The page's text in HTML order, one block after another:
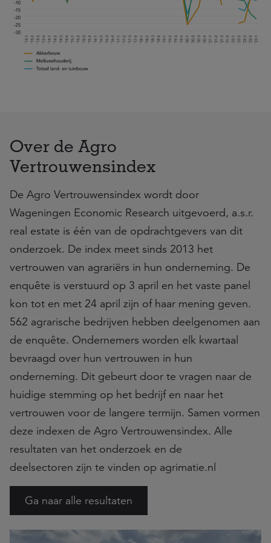
Over de Agro
Vertrouwensindex
De Agro Vertrouwensindex wordt door
Wageningen Economic Research uitgevoerd, a.s.r.
real estate is één van de opdrachtgevers van dit
onderzoek. De index meet sinds 2013 het
vertrouwen van agrariërs in hun onderneming. De
enquête is verstuurd op 3 april en het vaste panel
kon tot en met 24 april zijn of haar mening geven.
562 agrarische bedrijven hebben deelgenomen aan
de enquête. Ondernemers worden elk kwartaal
bevraagd over hun vertrouwen in hun
onderneming. Dit gebeurt door te vragen naar de
huidige stemming op het bedrijf en naar het
vertrouwen voor de langere termijn. Samen vormen
deze indexen de Agro Vertrouwensindex. Alle
resultaten van het onderzoek en de
deelsectoren zijn te vinden op agrimatie.nl
Ga naar alle resultaten